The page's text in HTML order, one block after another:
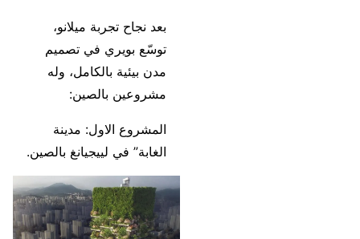
بعد نجاح تجربة ميلانو،
توسّع بويري في تصميم
مدن بيئية بالكامل، وله
مشروعين بالصين:
المشروع الاول: مدينة
الغابة” في لييجيانغ بالصين.